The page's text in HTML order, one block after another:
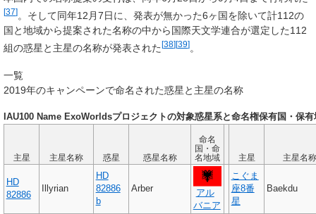
[37] 。そして同年12月7日に、発表が無かった6ヶ国を除いて計112の
国と地域から提案された名称の中から国際天文学連合が選定した112
組の惑星と主星の名称が発表された[38][39]。
一覧
2019年のキャンペーンで命名された惑星と主星の名称
IAU100 Name ExoWorldsプロジェクトの対象惑星系と命名権保有国・保有
主星 主星名称 惑星 惑星名称
命名
国・命
名地域
主星 主星名称
HD
82886
Illyrian
HD
82886
b
Arber
アル
バニア
こぐま
座8番
星
Baekdu